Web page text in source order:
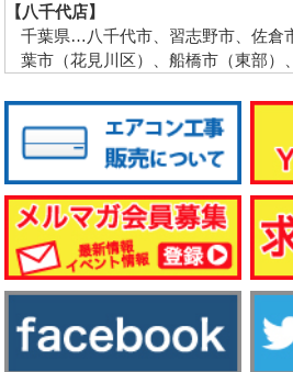
【八千代店】
千葉県…八千代市、習志野市、佐倉
葉市（花見川区）、船橋市（東部）